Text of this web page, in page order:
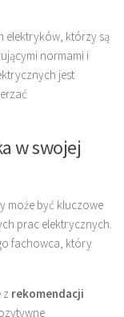
elektryków, którzy są
normami i
jest
w swojej
może być kluczowe
prac elektrycznych.
fachowca, który
z rekomendacji